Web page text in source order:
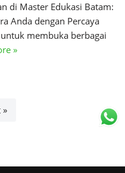
di Master Edukasi Batam:
Anda dengan Percaya
membuka berbagai
»
»